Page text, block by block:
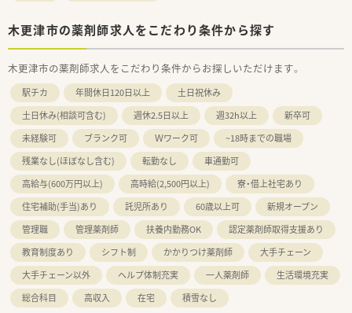
木更津市の薬剤師求人をこだわり条件から探す
木更津市の薬剤師求人をこだわり条件からお探しいただけます。
駅チカ 年間休日120日以上
土日祝休み
土日休み(相談可含む)
週休2.5日以上 週32h以上
新卒可
未経験可
ブランク可 Ｗワーク可
~18時までの職場
残業なし(ほぼなし含む)
転勤なし
車通勤可
高給与(600万円以上)
高時給(2,500円以上)
寮・借上社宅あり
住宅補助(手当)あり
託児所あり 60歳以上可
新規オープン
管理職
管理薬剤師 扶養内勤務OK
認定薬剤師取得支援あり
教育制度あり
シフト制 かかりつけ薬剤師
大手チェーン
大手チェーン以外
ヘルプ体制充実 一人薬剤師
生活環境充実
総合科目
高収入 在宅 積雪なし